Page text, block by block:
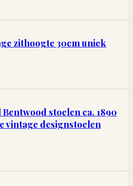
zithoogte 30cm uniek
stoelen ca. 1890
vintage designstoelen